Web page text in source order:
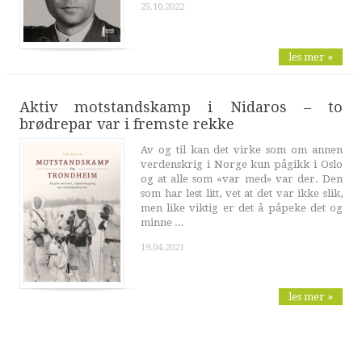
25.10.2022
les mer »
Aktiv motstandskamp i Nidaros – to
brødrepar var i fremste rekke
Av og til kan det virke som om annen
verdenskrig i Norge kun pågikk i Oslo
og at alle som «var med» var der. Den
som har lest litt, vet at det var ikke slik,
men like viktig er det å påpeke det og
minne ...
19.04.2021
les mer »